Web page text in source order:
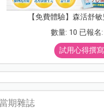
【免費體驗】森活舒
數量: 10 已報名
試用心得撰
期雜誌